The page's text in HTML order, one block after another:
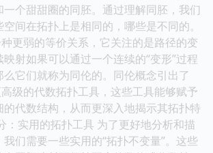
一个甜甜圈的同胚。通过理解同胚，我们
间在拓扑上是相同的，哪些是不同的。
种更弱的等价关系，它关注的是路径的变
射如果可以通过一个连续的“变形”过程
它们就称为同伦的。同伦概念引出了
高级的代数拓扑工具，这些工具能够赋予
的代数结构，从而更深入地揭示其拓扑特
：实用的拓扑工具 为了更好地分析和描
们需要一些实用的“拓扑不变量”。这些